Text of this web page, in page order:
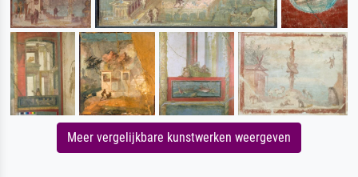
Meer vergelijkbare kunstwerken weergeven